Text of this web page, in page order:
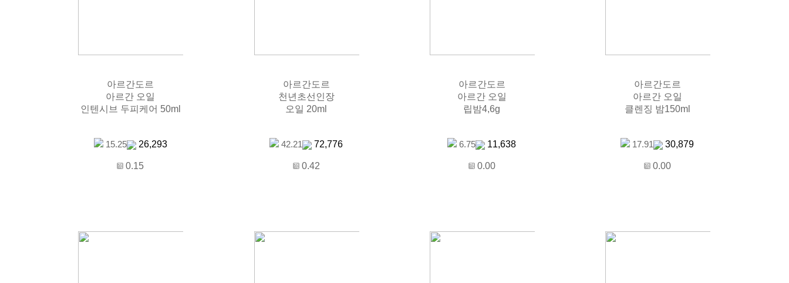
아르간도르
아르간 오일
인텐시브 두피케어 50ml
15.25 26,293
0.15
아르간도르
천년초선인장
오일 20ml
42.21 72,776
0.42
아르간도르
아르간 오일
립밤4,6g
6.75 11,638
0.00
아르간도르
아르간 오일
클렌징 밤150ml
17.91 30,879
0.00